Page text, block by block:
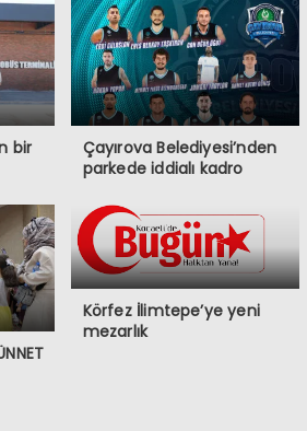
bir
Çayırova Belediyesi’nden
parkede iddialı kadro
Körfez İlimtepe’ye yeni
mezarlık